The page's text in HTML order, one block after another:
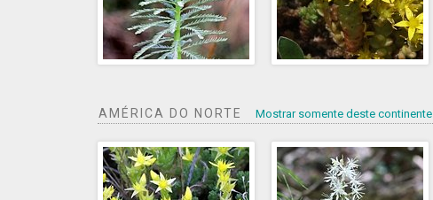
AMÉRICA DO NORTE Mostrar somente deste continente